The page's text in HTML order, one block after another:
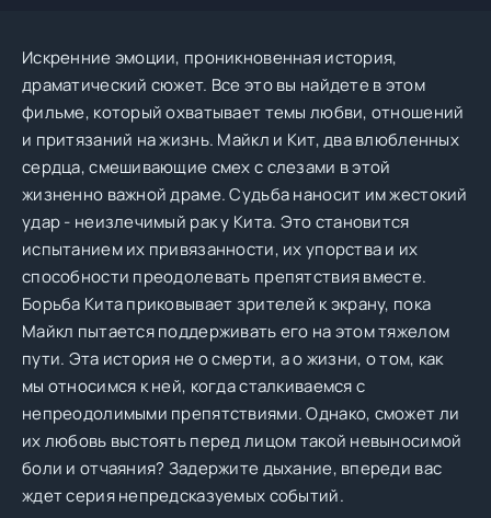
Искренние эмоции, проникновенная история,
драматический сюжет. Все это вы найдете в этом
фильме, который охватывает темы любви, отношений
и притязаний на жизнь. Майкл и Кит, два влюбленных
сердца, смешивающие смех с слезами в этой
жизненно важной драме. Судьба наносит им жестокий
удар - неизлечимый рак у Кита. Это становится
испытанием их привязанности, их упорства и их
способности преодолевать препятствия вместе.
Борьба Кита приковывает зрителей к экрану, пока
Майкл пытается поддерживать его на этом тяжелом
пути. Эта история не о смерти, а о жизни, о том, как
мы относимся к ней, когда сталкиваемся с
непреодолимыми препятствиями. Однако, сможет ли
их любовь выстоять перед лицом такой невыносимой
боли и отчаяния? Задержите дыхание, впереди вас
ждет серия непредсказуемых событий.